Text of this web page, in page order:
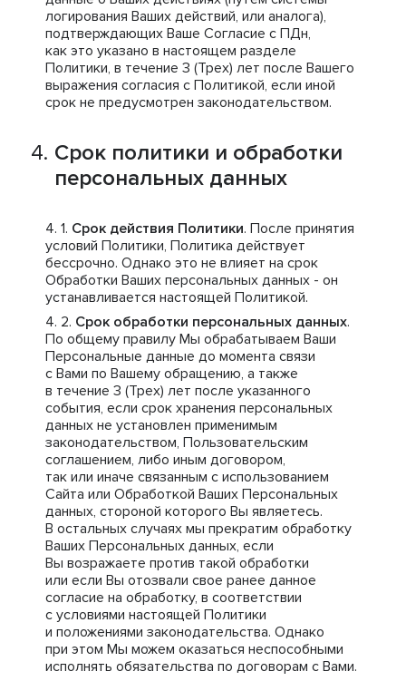
логирования Ваших действий, или аналога),
подтверждающих Ваше Согласие с ПДн,
как это указано в настоящем разделе
Политики, в течение 3 (Трех) лет после Вашего
выражения согласия с Политикой, если иной
срок не предусмотрен законодательством.
Срок политики и обработки
персональных данных
Срок действия Политики. После принятия
условий Политики, Политика действует
бессрочно. Однако это не влияет на срок
Обработки Ваших персональных данных - он
устанавливается настоящей Политикой.
Срок обработки персональных данных.
По общему правилу Мы обрабатываем Ваши
Персональные данные до момента связи
с Вами по Вашему обращению, а также
в течение 3 (Трех) лет после указанного
события, если срок хранения персональных
данных не установлен применимым
законодательством, Пользовательским
соглашением, либо иным договором,
так или иначе связанным с использованием
Сайта или Обработкой Ваших Персональных
данных, стороной которого Вы являетесь.
В остальных случаях мы прекратим обработку
Ваших Персональных данных, если
Вы возражаете против такой обработки
или если Вы отозвали свое ранее данное
согласие на обработку, в соответствии
с условиями настоящей Политики
и положениями законодательства. Однако
при этом Мы можем оказаться неспособными
исполнять обязательства по договорам с Вами.